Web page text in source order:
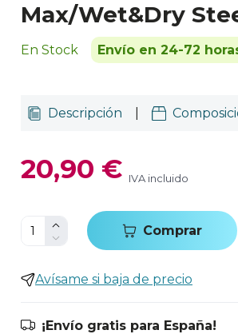
Max/Wet&Dry
En Stock Envío en 24-72
Descripción
20,90 € IVA incluido
Comprar
Avísame si baja de precio
¡Envío gratis para España!